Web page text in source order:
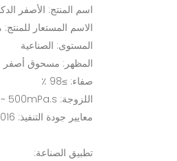
اسم المنتج: الأصفر
الاسم المستعار
المستوى: الصناعية
المظهر: مسحوق أصفر
صفاء: ≥98 ٪
اللزوجة: 45mPa.s ~ 500mPa.s
معايير جودة التنفيذ: QB / 02-2016
تطبيق الصناعة: